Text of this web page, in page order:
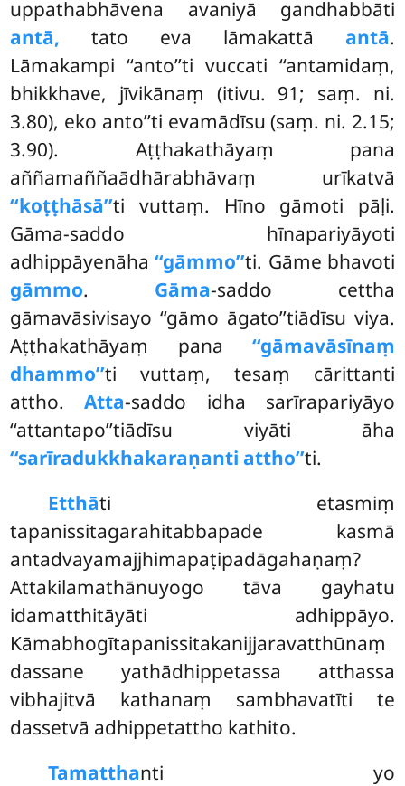
uppathabhāvena avaniyā gandhabbāti
antā, tato eva lāmakattā antā.
Lāmakampi ‘‘anto’’ti vuccati ‘‘antamidaṃ,
bhikkhave, jīvikānaṃ (itivu. 91; saṃ. ni.
3.80), eko anto’’ti evamādīsu (saṃ. ni. 2.15;
3.90). Aṭṭhakathāyaṃ pana
aññamaññaādhārabhāvaṃ urīkatvā
‘‘koṭṭhāsā’’ti vuttaṃ. Hīno gāmoti pāḷi.
Gāma-saddo hīnapariyāyoti
adhippāyenāha‘‘gāmmo’’ti. Gāme bhavoti
gāmmo. Gāma-saddo cettha
gāmavāsivisayo ‘‘gāmo āgato’’tiādīsu viya.
Aṭṭhakathāyaṃ pana ‘‘gāmavāsīnaṃ
dhammo’’ti vuttaṃ, tesaṃ cārittanti
attho.Atta-saddo idha sarīrapariyāyo
‘‘attantapo’’tiādīsu viyāti āha
‘‘sarīradukkhakaraṇanti attho’’ti.
Etthāti etasmiṃ
tapanissitagarahitabbapade kasmā
antadvayamajjhimapaṭipadāgahaṇaṃ?
Attakilamathānuyogo tāva gayhatu
idamatthitāyāti adhippāyo.
Kāmabhogītapanissitakanijjaravatthūnaṃ
dassane yathādhippetassa atthassa
vibhajitvā kathanaṃ sambhavatīti te
dassetvā adhippetattho kathito.
Tamatthanti yo